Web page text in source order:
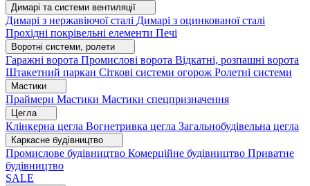
Димарі та системи вентиляції
Димарі з нержавіючої сталі Димарі з оцинкованої сталі
Прохідні покрівельні елементи Печі
Воротні системи, ролети
Гаражні ворота Промислові ворота Відкатні, розпашні ворота
Штакетний паркан Сіткові системи огорож Ролетні системи
Мастики
Праймери Мастики Мастики спецпризначення
Цегла
Клінкерна цегла Вогнетривка цегла Загальнобудівельна цегла
Каркасне будівництво
Промислове будівництво Комерційне будівництво Приватне
будівництво
SALE